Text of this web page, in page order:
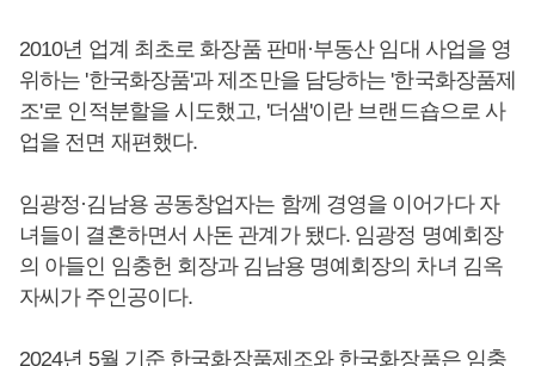
2010년 업계 최초로 화장품 판매·부동산 임대 사업을 영
위하는 '한국화장품'과 제조만을 담당하는 '한국화장품제
조'로 인적분할을 시도했고, '더샘'이란 브랜드숍으로 사
업을 전면 재편했다.
임광정·김남용 공동창업자는 함께 경영을 이어가다 자
녀들이 결혼하면서 사돈 관계가 됐다. 임광정 명예회장
의 아들인 임충헌 회장과 김남용 명예회장의 차녀 김옥
자씨가 주인공이다.
2024년 5월 기준 한국화장품제조와 한국화장품은 임충